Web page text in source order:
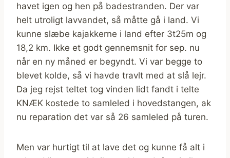
havet igen og hen på badestranden. Der var
helt utroligt lavvandet, så måtte gå i land. Vi
kunne slæbe kajakkerne i land efter 3t25m og
18,2 km. Ikke et godt gennemsnit for sep. nu
når en ny måned er begyndt. Vi var begge to
blevet kolde, så vi havde travlt med at slå lejr.
Da jeg rejst teltet tog vinden lidt fandt i telte
KNÆK kostede to samleled i hovedstangen, ak
nu reparation det var så 26 samleled på turen.
Men var hurtigt til at lave det og kunne få alt i